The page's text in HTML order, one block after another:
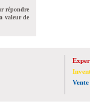
répondre
valeur de
Vente